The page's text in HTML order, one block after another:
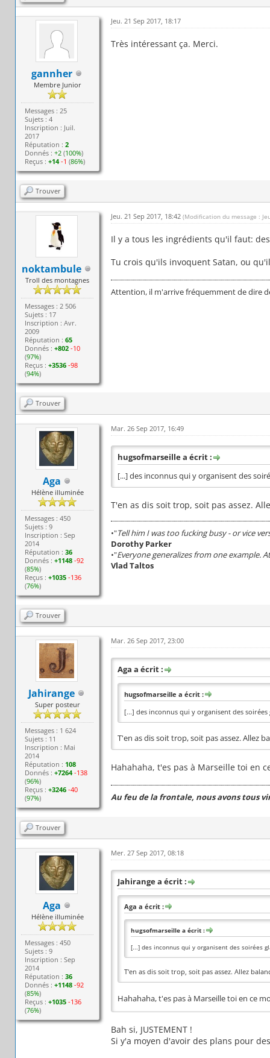
gannher
Membre Junior
Messages : 25
Sujets : 4
Inscription : Juil.
2017
Réputation :2
Donnés :+2 (100%)
Reçus :+14 -1 (86%)
Jeu. 21 Sep 2017, 18:17
Très intéressant ça. Merci.
Trouver
noktambule
Troll des montagnes
Messages : 2 506
Sujets : 17
Inscription : Avr.
2009
Réputation :65
Donnés :+802 -10
(97%)
Reçus :+3536 -98
(94%)
Jeu. 21 Sep 2017, 18:42 (Modification du message :
Il y a tous les ingrédients qu'il faut:
Tu crois qu'ils invoquent Satan, ou
Attention, il m'arrive fréquemment de dire
Trouver
Aga
Hélène illuminée
Messages : 450
Sujets : 9
Inscription : Sep
2014
Réputation :36
Donnés :+1148 -92
(85%)
Reçus :+1035 -136
(76%)
Mar. 26 Sep 2017, 16:49
hugsofmarseille a écrit :
[...] des inconnus qui y organisent des
T'en as dis soit trop, soit pas assez.
•"Tell him I was too fucking busy - or vice
Dorothy Parker
•"Everyone generalizes from one example.
Vlad Taltos
Trouver
Jahirange
Super posteur
Messages : 1 624
Sujets : 11
Inscription : Mai
2014
Réputation : 108
Donnés :+7264 -138
(96%)
Reçus :+3246 -40
(97%)
Mar. 26 Sep 2017, 23:00
Aga a écrit :
hugsofmarseille a écrit :
[...] des inconnus qui y organisent des soirées
T'en as dis soit trop, soit pas assez. Allez
Hahahaha, t'es pas à Marseille toi en
Au feu de la frontale, nous avons tous
Trouver
Aga
Hélène illuminée
Messages : 450
Sujets : 9
Inscription : Sep
2014
Réputation :36
Donnés :+1148 -92
(85%)
Reçus :+1035 -136
(76%)
Mer. 27 Sep 2017, 08:18
Jahirange a écrit :
Aga a écrit :
hugsofmarseille a écrit :
[...] des inconnus qui y organisent des soirées
T'en as dis soit trop, soit pas assez. Allez
Hahahaha, t'es pas à Marseille toi en ce
Bah si, JUSTEMENT !
Si y'a moyen d'avoir des plans pour